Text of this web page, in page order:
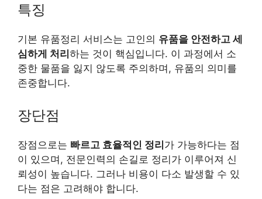
특징
기본 유품정리 서비스는 고인의 유품을 안전하고 세
심하게 처리하는 것이 핵심입니다. 이 과정에서 소
중한 물품을 잃지 않도록 주의하며, 유품의 의미를
존중합니다.
장단점
장점으로는 빠르고 효율적인 정리 가 가능하다는 점
이 있으며, 전문인력의 손길로 정리가 이루어져 신
뢰성이 높습니다. 그러나 비용이 다소 발생할 수 있
다는 점은 고려해야 합니다.